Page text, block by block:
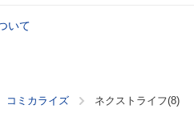
いて
コミカライズ ネクストライフ(8)